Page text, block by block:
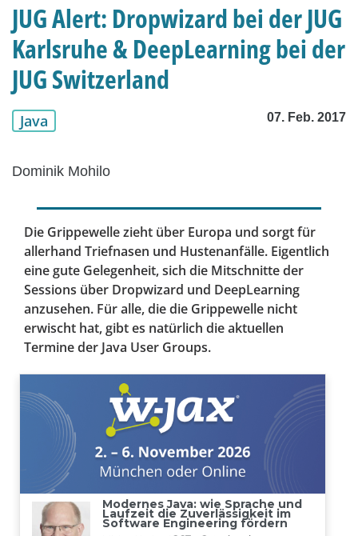
JUG Alert: Dropwizard bei der JUG
Karlsruhe & DeepLearning bei der
JUG Switzerland
Java 07. Feb. 2017
Dominik Mohilo
Die Grippewelle zieht über Europa und sorgt für
allerhand Triefnasen und Hustenanfälle. Eigentlich
eine gute Gelegenheit, sich die Mitschnitte der
Sessions über Dropwizard und DeepLearning
anzusehen. Für alle, die die Grippewelle nicht
erwischt hat, gibt es natürlich die aktuellen
Termine der Java User Groups.